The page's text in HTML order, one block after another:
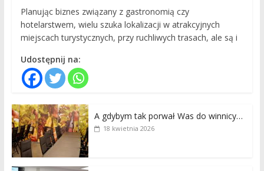
Planując biznes związany z gastronomią czy
hotelarstwem, wielu szuka lokalizacji w atrakcyjnych
miejscach turystycznych, przy ruchliwych trasach, ale są i
Udostępnij na:
A gdybym tak porwał Was do winnicy…
18 kwietnia 2026